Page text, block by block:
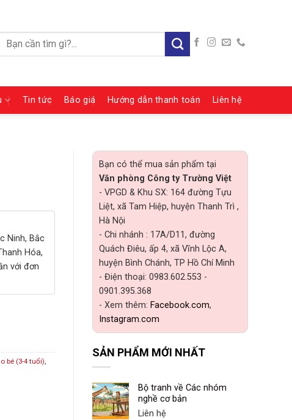
Tìm
kiếm:
Tin tức Báo giá Hướng dẫn thanh toán Liên hệ
Bạn có thể mua sản phẩm tại
Văn phòng Công ty Trường Việt
- VPGD & Khu SX: 164 đường Tựu
Liệt, xã Tam Hiệp, huyện Thanh Trì ,
Hà Nội
- Chi nhánh : 17A/D11, đường
Quách Điêu, ấp 4, xã Vĩnh Lộc A,
huyện Bình Chánh, TP Hồ Chí Minh
- Điện thoại: 0983.602.553 -
0901.395.368
- Xem thêm: Facebook.com,
Instagram.com
SẢN PHẨM MỚI NHẤT
Bộ tranh về Các nhóm
nghề cơ bản
Liên hệ
Ninh, Bắc
Hóa,
với đơn
bé (3-4 tuổi),